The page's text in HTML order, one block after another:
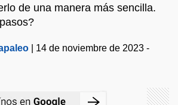
de una manera más sencilla.
14 de noviembre de 2023 -